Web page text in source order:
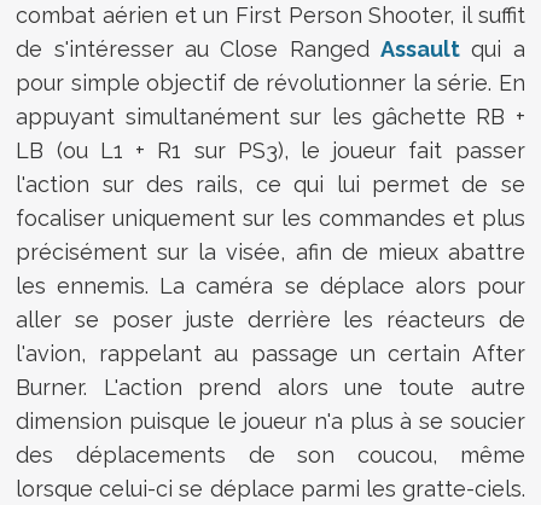
combat aérien et un First Person Shooter, il suffit
de s'intéresser au Close Ranged Assaultqui a
pour simple objectif de révolutionner la série. En
appuyant simultanément sur les gâchette RB +
LB (ou L1 + R1 sur PS3), le joueur fait passer
l'action sur des rails, ce qui lui permet de se
focaliser uniquement sur les commandes et plus
précisément sur la visée, afin de mieux abattre
les ennemis. La caméra se déplace alors pour
aller se poser juste derrière les réacteurs de
l'avion, rappelant au passage un certain After
Burner. L'action prend alors une toute autre
dimension puisque le joueur n'a plus à se soucier
des déplacements de son coucou, même
lorsque celui-ci se déplace parmi les gratte-ciels.